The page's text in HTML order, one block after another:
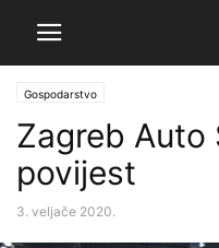
Gospodarstvo
Zagreb Auto
povijest
3. veljače 2020.